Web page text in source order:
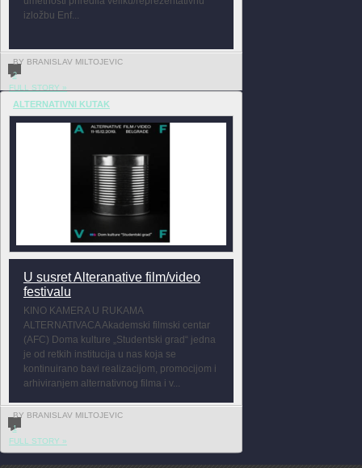
izložbu Enf...
BY BRANISLAV MILTOJEVIC
2
FULL STORY »
ALTERNATIVNI KUTAK
U susret Alteranative film/video
festivalu
KINO KAMERA U RUKAMA
ALTERNATIVACA Akademski filmski centar
(AFC) Doma kulture „Studentski grad“ jedna
je od retkih institucija u nas koja se
kontinuirano bavi realizacijom, promocijom i
arhiviranjem alternativnog filma i v...
BY BRANISLAV MILTOJEVIC
1
FULL STORY »